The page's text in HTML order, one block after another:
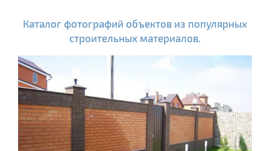
Каталог фотографий объектов из популярных
строительных материалов.